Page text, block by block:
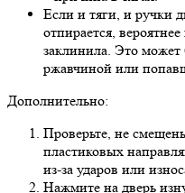
Если и тяги, и ручки
отпирается,
заклинила. Это
ржавчиной или
Дополнительно:
Проверьте, не
пластиковых
из-за ударов или
Нажмите на дверь